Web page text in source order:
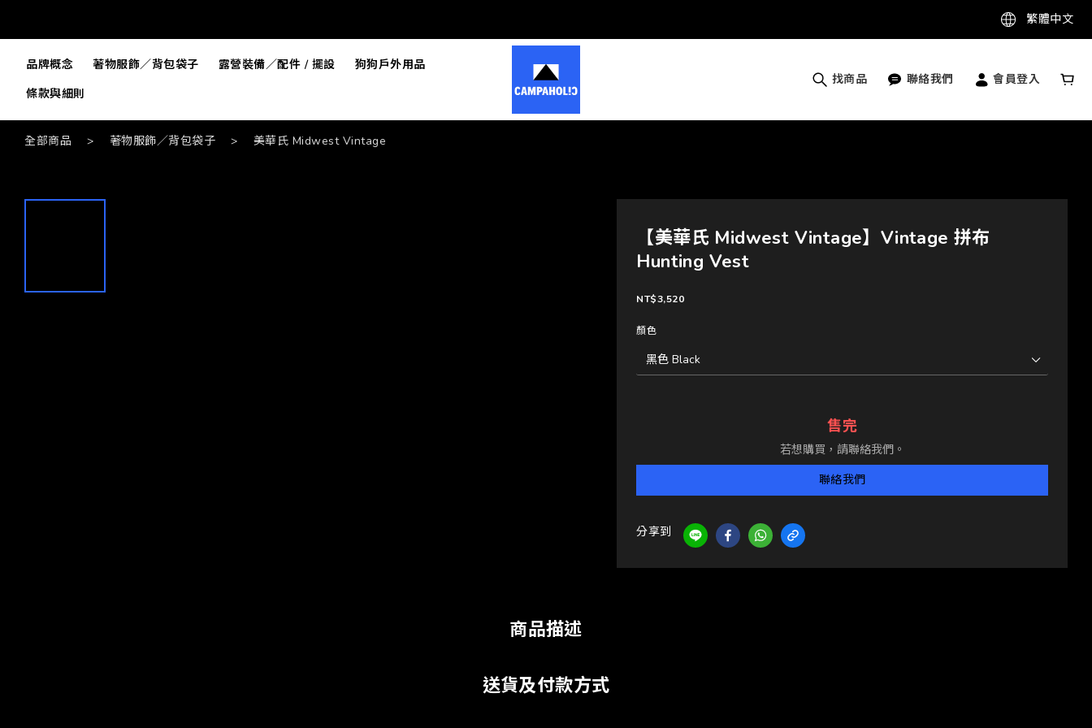
繁體中文
品牌概念 著物服飾／背包袋子 露營裝備／配件 / 擺設
狗狗戶外用品
條款與細則
找商品 聯絡我們 會員登入
全部商品 > 著物服飾／背包袋子 > 美華氏 Midwest Vintage
【美華氏 Midwest Vintage】Vintage 拼布
Hunting Vest
NT$3,520
顏色
售完
若想購買，請聯絡我們。
聯絡我們
分享到
商品描述
送貨及付款方式